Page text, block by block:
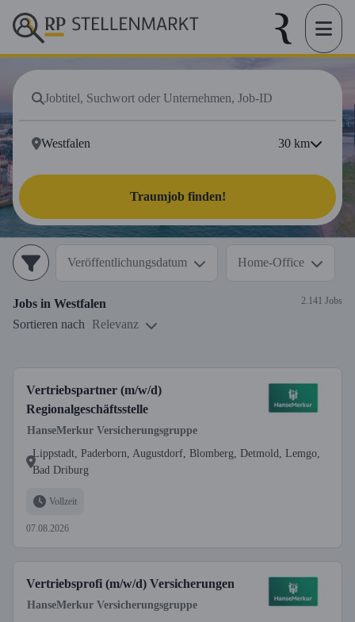
30 km
Traumjob finden!
Veröffentlichungsdatum Home-Office
Jobs in Westfalen 2.141 Jobs
Sortieren nach Relevanz
Vertriebspartner (m/w/d)
Regionalgeschäftsstelle
HanseMerkur Versicherungsgruppe
Lippstadt, Paderborn, Augustdorf, Blomberg, Detmold, Lemgo,
Bad Driburg
Vollzeit
07.08.2026
Vertriebsprofi (m/w/d) Versicherungen
HanseMerkur Versicherungsgruppe